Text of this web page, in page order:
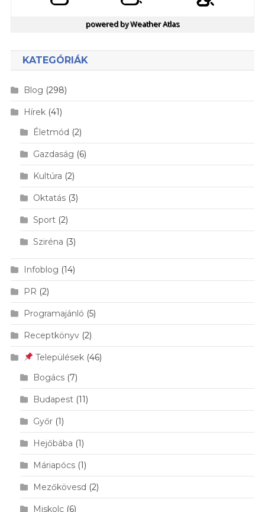
powered byWeather Atlas
KATEGÓRIÁK
Blog (298)
Hírek(41)
Életmód (2)
Gazdaság (6)
Kultúra (2)
Oktatás(3)
Sport (2)
Sziréna (3)
Infoblog (14)
PR (2)
Programajánló (5)
Receptkönyv(2)
Települések(46)
Bogács(7)
Budapest (11)
Győr(1)
Hejőbába (1)
Máriapócs(1)
Mezőkövesd (2)
Miskolc(6)